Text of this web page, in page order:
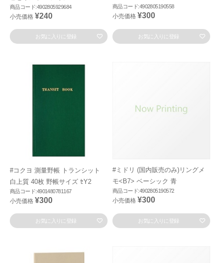
商品コード:4902805929684
小売価格 ¥240
お気に入りに登録
商品コード:4902805190558
小売価格 ¥300
お気に入りに登録
#コクヨ 測量野帳 トランシット
白上質 40枚 野帳サイズ ｾY2
商品コード:4901480781167
小売価格 ¥300
お気に入りに登録
#ミドリ (国内販売のみ)リングメ
モ<B7> ベーシック 青
商品コード:4902805190572
小売価格 ¥300
お気に入りに登録